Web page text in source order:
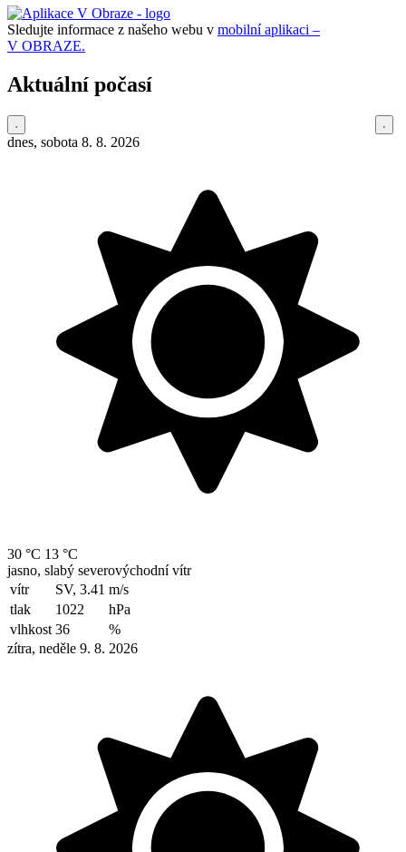
Sledujte informace z našeho webu v mobilní aplikaci –
V OBRAZE.
Aktuální počasí
dnes, sobota 8. 8. 2026
30 °C 13 °C
jasno, slabý severovýchodní vítr
vítr
SV, 3.41 m/s
tlak
1022
hPa
vlhkost 36
%
zítra, neděle 9. 8. 2026